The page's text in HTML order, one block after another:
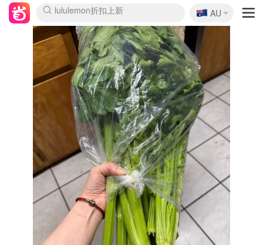
lululemon折扣上新
Sasa美妆护肤3.5折
SSENSE年中2.5折
FreshBeauty好价汇总
Cettire降价+叠9折
WWS Coles超市实拍
viagogo二手票捡漏
Myer折扣汇总
The Outnet奢牌1折起
David Jones 3折起
Flannels大牌1折
Perfumes Club护肤1折
AMIRO面罩$251
Amazon折扣汇总
Amazon数码好物
ThedoubleF高奢地板价
Moose Knuckles 6折
EUFY摄像头$98
Selenichast首饰2折
悉尼-墨尔本机票$29
Amazon家居好物
Amazon美妆护肤
雅漾大喷$8
过敏原检测盒$33
科颜氏高保湿面霜$29
SEALIFE海洋馆门票6折
丝塔芙大白罐$16
订阅Newsletter送香薰
Harrods圣诞日历$525
LN-CC奢牌私促
d'Alba空姐喷雾$16
EVE LOM套装£56
Bernardelli独家4折
Adore Beauty 6折起
Mytheresa奢品2.7折
Currentbody美容仪$881
MOON Garden Live
CR洗护套装$23
GANNI官网4.5折
Stylevana韩妆4折
Tessabit高奢8.5折
OGX洗发水$11
Amazon阿德莱德次日达
卡诗8.5折+赠礼
Philips Hue灯具8折
La Mer送8件礼值$529
始祖鸟 石头岛 8折
雅诗兰黛7.5折+赠礼
祖玛珑赠5件礼
惊❗️修丽可赠42ml精华
Loewe/BBR高奢8折
黑五价❗阿玛尼全场8折
Crocs洞洞鞋$36
A王情侣卫衣推荐
三星4K智能电视$664
倩碧7.5折+赠$110礼
Bobbi Brown 8折+赠礼
M.A.C 7.5折+赠彩妆套装
🇦🇺
AU